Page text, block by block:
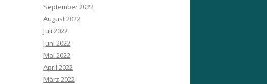
September 2022
August 2022
Juli 2022
Juni 2022
Mai 2022
April 2022
März 2022